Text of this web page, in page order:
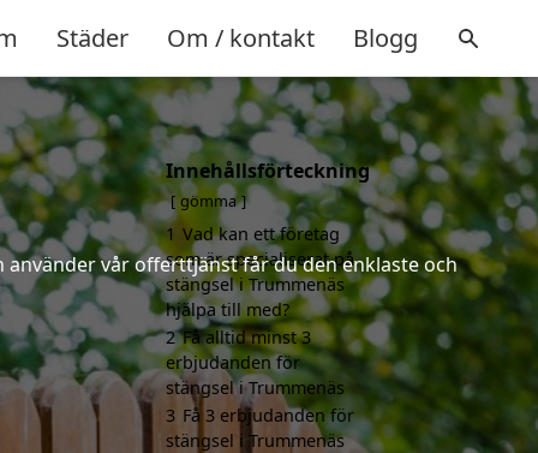
Städer Om / kontakt Blogg
vår offerttjänst får du den enklaste och
Innehållsförteckning
gömma
1 Vad kan ett företag
som är specialiserat på
stängsel i Trummenäs
hjälpa till med?
2 Få alltid minst 3
erbjudanden för
stängsel i Trummenäs
3 Få 3 erbjudanden för
stängsel i Trummenäs